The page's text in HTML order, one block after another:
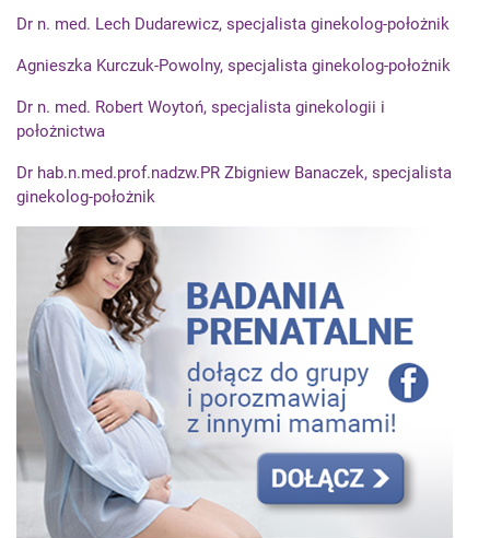
Dr n. med. Lech Dudarewicz, specjalista ginekolog-położnik
Agnieszka Kurczuk-Powolny, specjalista ginekolog-położnik
Dr n. med. Robert Woytoń, specjalista ginekologii i
położnictwa
Dr hab.n.med.prof.nadzw.PR Zbigniew Banaczek, specjalista
ginekolog-położnik